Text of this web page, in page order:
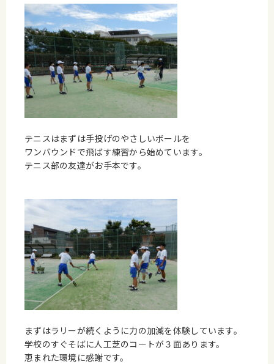
テニスはまずは手投げのやさしいボールを
ワンバウンドで飛ばす練習から始めています。
テニス部の友達がお手本です。
まずはラリーが続くように力の加減を体験しています。
学校のすぐそばに人工芝のコートが３面あります。
恵まれた環境に感謝です。